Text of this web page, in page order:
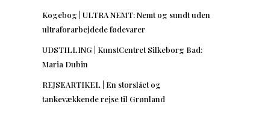
Kogebog | ULTRA NEMT: Nemt og sundt uden
ultraforarbejdede fødevarer
UDSTILLING | KunstCentret Silkeborg Bad:
Maria Dubin
REJSEARTIKEL | En storslået og
tankevækkende rejse til Grønland